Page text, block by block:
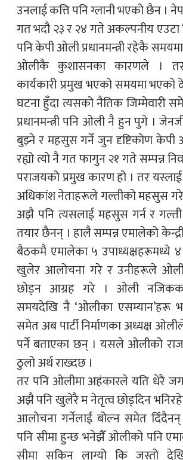
उनलाई कत्ति पनि ग्लानी भएको छैन ।
गत भदौ २३ र २४ गते अकल्पनीय एउटा
पनि केपी ओली प्रधानमन्त्री रहेकै
ओलीकै कुशासनका कारणले ।
कार्यकारी प्रमुख भएको समयमा भएको
घटना हुँदा त्यसको नैतिक जिम्मेवारी
प्रधानमन्त्री पनि ओली नै हुन पुगे । जेनजी
बुझ्ने र महसुस गर्ने जुन दृष्टिकोण
रह्यो त्यो नै गत फागुन २१ गते सम्पन्न
पराजयको प्रमुख कारण हो । तर
अधिकांश नेताहरूले गल्तीको महसुस
अझै पनि त्यसलाई महसुस गर्न र गल्ती
तयार छैनन् । हालै सम्पन्न एमालेको
बैठकमै एमालेका ५ उपाध्यक्षहरूमध्ये
खुलेर आलोचना गरे र उनीहरूले
छोड्न आग्रह गरे । ओली
समयदेखि नै ‘ओलीका एसम्यान’हरू
समेत अब पार्टी निर्माणका अध्यक्ष ओलीले
पर्ने बताएका छन् । यसले ओलीको
ठुलो अर्थ राख्दछ ।
तर पनि ओलीमा अहंकारले यति धेरै
अझै पनि खुलेरै म नेतृत्व छोड्दिन
आलोचना गर्नेलाई बोल्न समेत
पनि सीमा हुन्छ भनेझैँ ओलीको पनि
सीमा सकिन लाग्यो कि जस्तो